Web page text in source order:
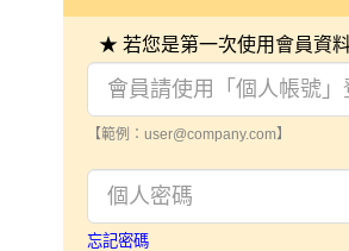
★ 若您是第一次使用會員資
【範例：user@company.com】
忘記密碼